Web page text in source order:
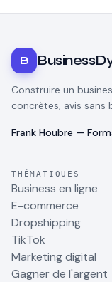
B
Construire un
concrètes, avis sans
Frank Houbre —
THÉMATIQUES
Business en ligne
E-commerce
Dropshipping
TikTok
Marketing digital
Gagner de l'argent